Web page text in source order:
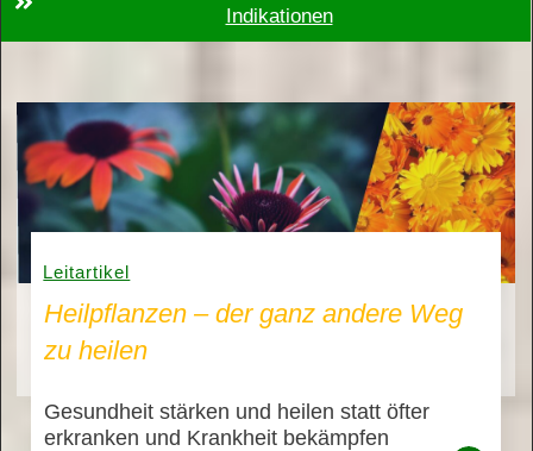
Indikationen
Leitartikel
Heilpflanzen – der ganz andere Weg
zu heilen
Gesundheit stärken und heilen statt öfter
erkranken und Krankheit bekämpfen